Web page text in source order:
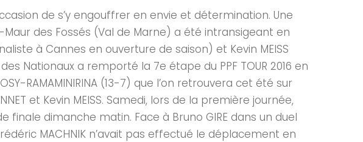
de s’y engouffrer en envie et détermination. Une
des Fossés (Val de Marne) a été intransigeant en
à Cannes en ouverture de saison) et Kevin MEISS
Nationaux a remporté la 7e étape du PPF TOUR 2016 en
RAMAMINIRINA (13-7) que l’on retrouvera cet été sur
et Kevin MEISS. Samedi, lors de la première journée,
dimanche matin. Face à Bruno GIRE dans un duel
MACHNIK n’avait pas effectué le déplacement en